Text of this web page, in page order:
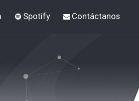
Spotify Contáctanos